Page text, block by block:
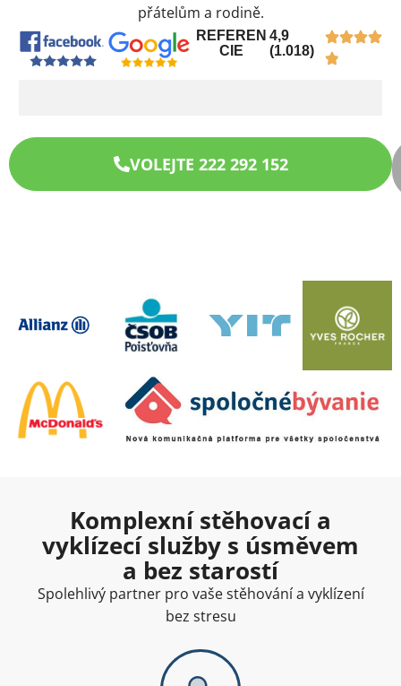
přátelům a rodině.
REFEREN
CIE
4,9
(1.018)
VOLEJTE 222 292 152
Komplexní stěhovací a
vyklízecí služby s úsměvem
a bez starostí
Spolehlivý partner pro vaše stěhování a vyklízení
bez stresu